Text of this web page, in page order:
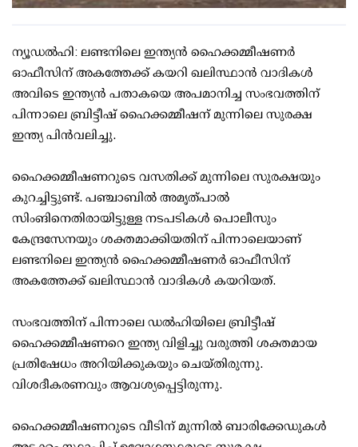
ന്യൂഡല്‍ഹി: ലണ്ടനിലെ ഇന്ത്യന്‍ ഹൈക്കമ്മീഷണര്‍
ഓഫീസിന് അകത്തേക്ക് കയറി ഖലിസ്ഥാന്‍ വാദികള്‍
അവിടെ ഇന്ത്യന്‍ പതാകയെ അപമാനിച്ച സംഭവത്തിന്
പിന്നാലെ ബ്രിട്ടീഷ് ഹൈക്കമ്മീഷന് മുന്നിലെ സുരക്ഷ
ഇന്ത്യ പിന്‍വലിച്ചു.
ഹൈക്കമ്മീഷണറുടെ വസതിക്ക് മുന്നിലെ സുരക്ഷയും
കുറച്ചിട്ടുണ്ട്. പഞ്ചാബില്‍ അമൃത്പാല്‍
സിംങിനെതിരായിട്ടുള്ള നടപടികള്‍ പൊലീസും
കേന്ദ്രസേനയും ശക്തമാക്കിയതിന് പിന്നാലെയാണ്
ലണ്ടനിലെ ഇന്ത്യന്‍ ഹൈക്കമ്മീഷണര്‍ ഓഫീസിന്
അകത്തേക്ക് ഖലിസ്ഥാന്‍ വാദികള്‍ കയറിയത്.
സംഭവത്തിന് പിന്നാലെ ഡല്‍ഹിയിലെ ബ്രിട്ടീഷ്
ഹൈക്കമ്മീഷണറെ ഇന്ത്യ വിളിച്ചു വരുത്തി ശക്തമായ
പ്രതിഷേധം അറിയിക്കുകയും ചെയ്തിരുന്നു.
വിശദീകരണവും ആവശ്യപ്പെട്ടിരുന്നു.
ഹൈക്കമ്മീഷണറുടെ വീടിന് മുന്നില്‍ ബാരിക്കേഡുകള്‍